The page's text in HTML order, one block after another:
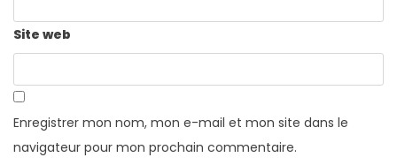
Site web
Enregistrer mon nom, mon e-mail et mon site dans le
navigateur pour mon prochain commentaire.